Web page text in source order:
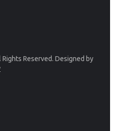
Reserved. Designed by